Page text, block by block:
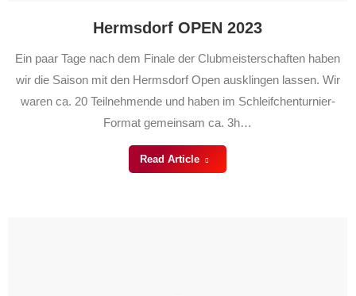
Hermsdorf OPEN 2023
Ein paar Tage nach dem Finale der Clubmeisterschaften haben
wir die Saison mit den Hermsdorf Open ausklingen lassen. Wir
waren ca. 20 Teilnehmende und haben im Schleifchenturnier-
Format gemeinsam ca. 3h…
Read Article